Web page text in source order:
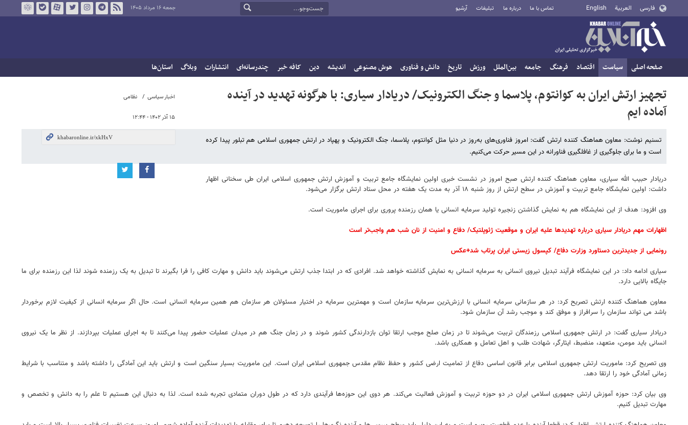
فارسی العربية English تماس با ما درباره ما تبلیغات آرشیو جمعه ۱۶ مرداد ۱۴۰۵
صفحه اصلی سیاست اقتصاد فرهنگ جامعه بین‌الملل ورزش تاریخ دانش و فناوری هوش مصنوعی اندیشه دین کافه خبر چندرسانه‌ای انتشارات وبلاگ استان‌ها
اخبار سیاسی نظامی
۱۵ آذر ۱۴۰۲ - ۱۲:۴۴
تجهیز ارتش ایران به کوانتوم، پلاسما و جنگ الکترونیک/ دریادار سیاری: با هرگونه تهدید در آینده
آماده ایم
تسنیم نوشت: معاون هماهنگ کننده ارتش گفت: امروز فناوری‌های به‌روز در دنیا مثل کوانتوم، پلاسما، جنگ الکترونیک و پهپاد در ارتش جمهوری اسلامی هم تبلور پیدا کرده
است و ما برای جلوگیری از غافلگیری فناورانه در این مسیر حرکت می‌کنیم.
دریادار حبیب الله سیاری، معاون هماهنگ کننده ارتش صبح امروز در نشست خبری اولین نمایشگاه جامع تربیت و آموزش ارتش جمهوری اسلامی ایران طی سخنانی اظهار
داشت: اولین نمایشگاه جامع تربیت و آموزش در سطح ارتش از روز شنبه ۱۸ آذر به مدت یک هفته در محل ستاد ارتش برگزار می‌شود.
وی افزود: هدف از این نمایشگاه هم به نمایش گذاشتن زنجیره تولید سرمایه انسانی یا همان رزمنده پروری برای اجرای ماموریت است.
اظهارات مهم دریادار سیاری درباره تهدیدها علیه ایران و موقعیت ژئوپلتیک/ دفاع و امنیت از نان شب هم واجب‌تر است
رونمایی از جدیدترین دستاورد وزارت دفاع/ کپسول زیستی ایران پرتاب شد+عکس
سیاری ادامه داد: در این نمایشگاه فرآیند تبدیل نیروی انسانی به سرمایه انسانی به نمایش گذاشته خواهد شد. افرادی که در ابتدا جذب ارتش می‌شوند باید دانش و مهارت کافی را فرا بگیرند تا تبدیل به یک رزمنده شوند لذا این رزمنده برای ما
جایگاه بالایی دارد.
معاون هماهنگ کننده ارتش تصریح کرد: در هر سازمانی سرمایه انسانی با ارزش‌ترین سرمایه سازمان است و مهمترین سرمایه در اختیار مسئولان هر سازمان هم همین سرمایه انسانی است. حال اگر سرمایه انسانی از کیفیت لازم برخوردار
باشد می تواند سازمان را سرافراز و موفق کند و موجب رشد آن سازمان شود.
دریادار سیاری گفت: در ارتش جمهوری اسلامی رزمندگان تربیت می‌شوند تا در زمان صلح موجب ارتقا توان بازدارندگی کشور شوند و در زمان جنگ هم در میدان عملیات حضور پیدا می‌کنند تا به اجرای عملیات بپردازند. از نظر ما یک نیروی
انسانی باید مومن، متعهد، منضبط، ایثارگر، شهادت طلب و اهل تعامل و همکاری باشد.
وی تصریح کرد: ماموریت ارتش جمهوری اسلامی برابر قانون اساسی دفاع از تمامیت ارضی کشور و حفظ نظام مقدس جمهوری اسلامی ایران است. این ماموریت بسیار سنگین است و ارتش باید این آمادگی را داشته باشد و متناسب با شرایط
زمانی آمادگی خود را ارتقا دهد.
وی بیان کرد: حوزه آموزش ارتش جمهوری اسلامی ایران در دو حوزه تربیت و آموزش فعالیت می‌کند. هر دوی این حوزه‌ها فرآیندی دارد که در طول دوران متمادی تجربه شده است. لذا به دنبال این هستیم تا علم را به دانش و تخصص و
مهارت تبدیل کنیم.